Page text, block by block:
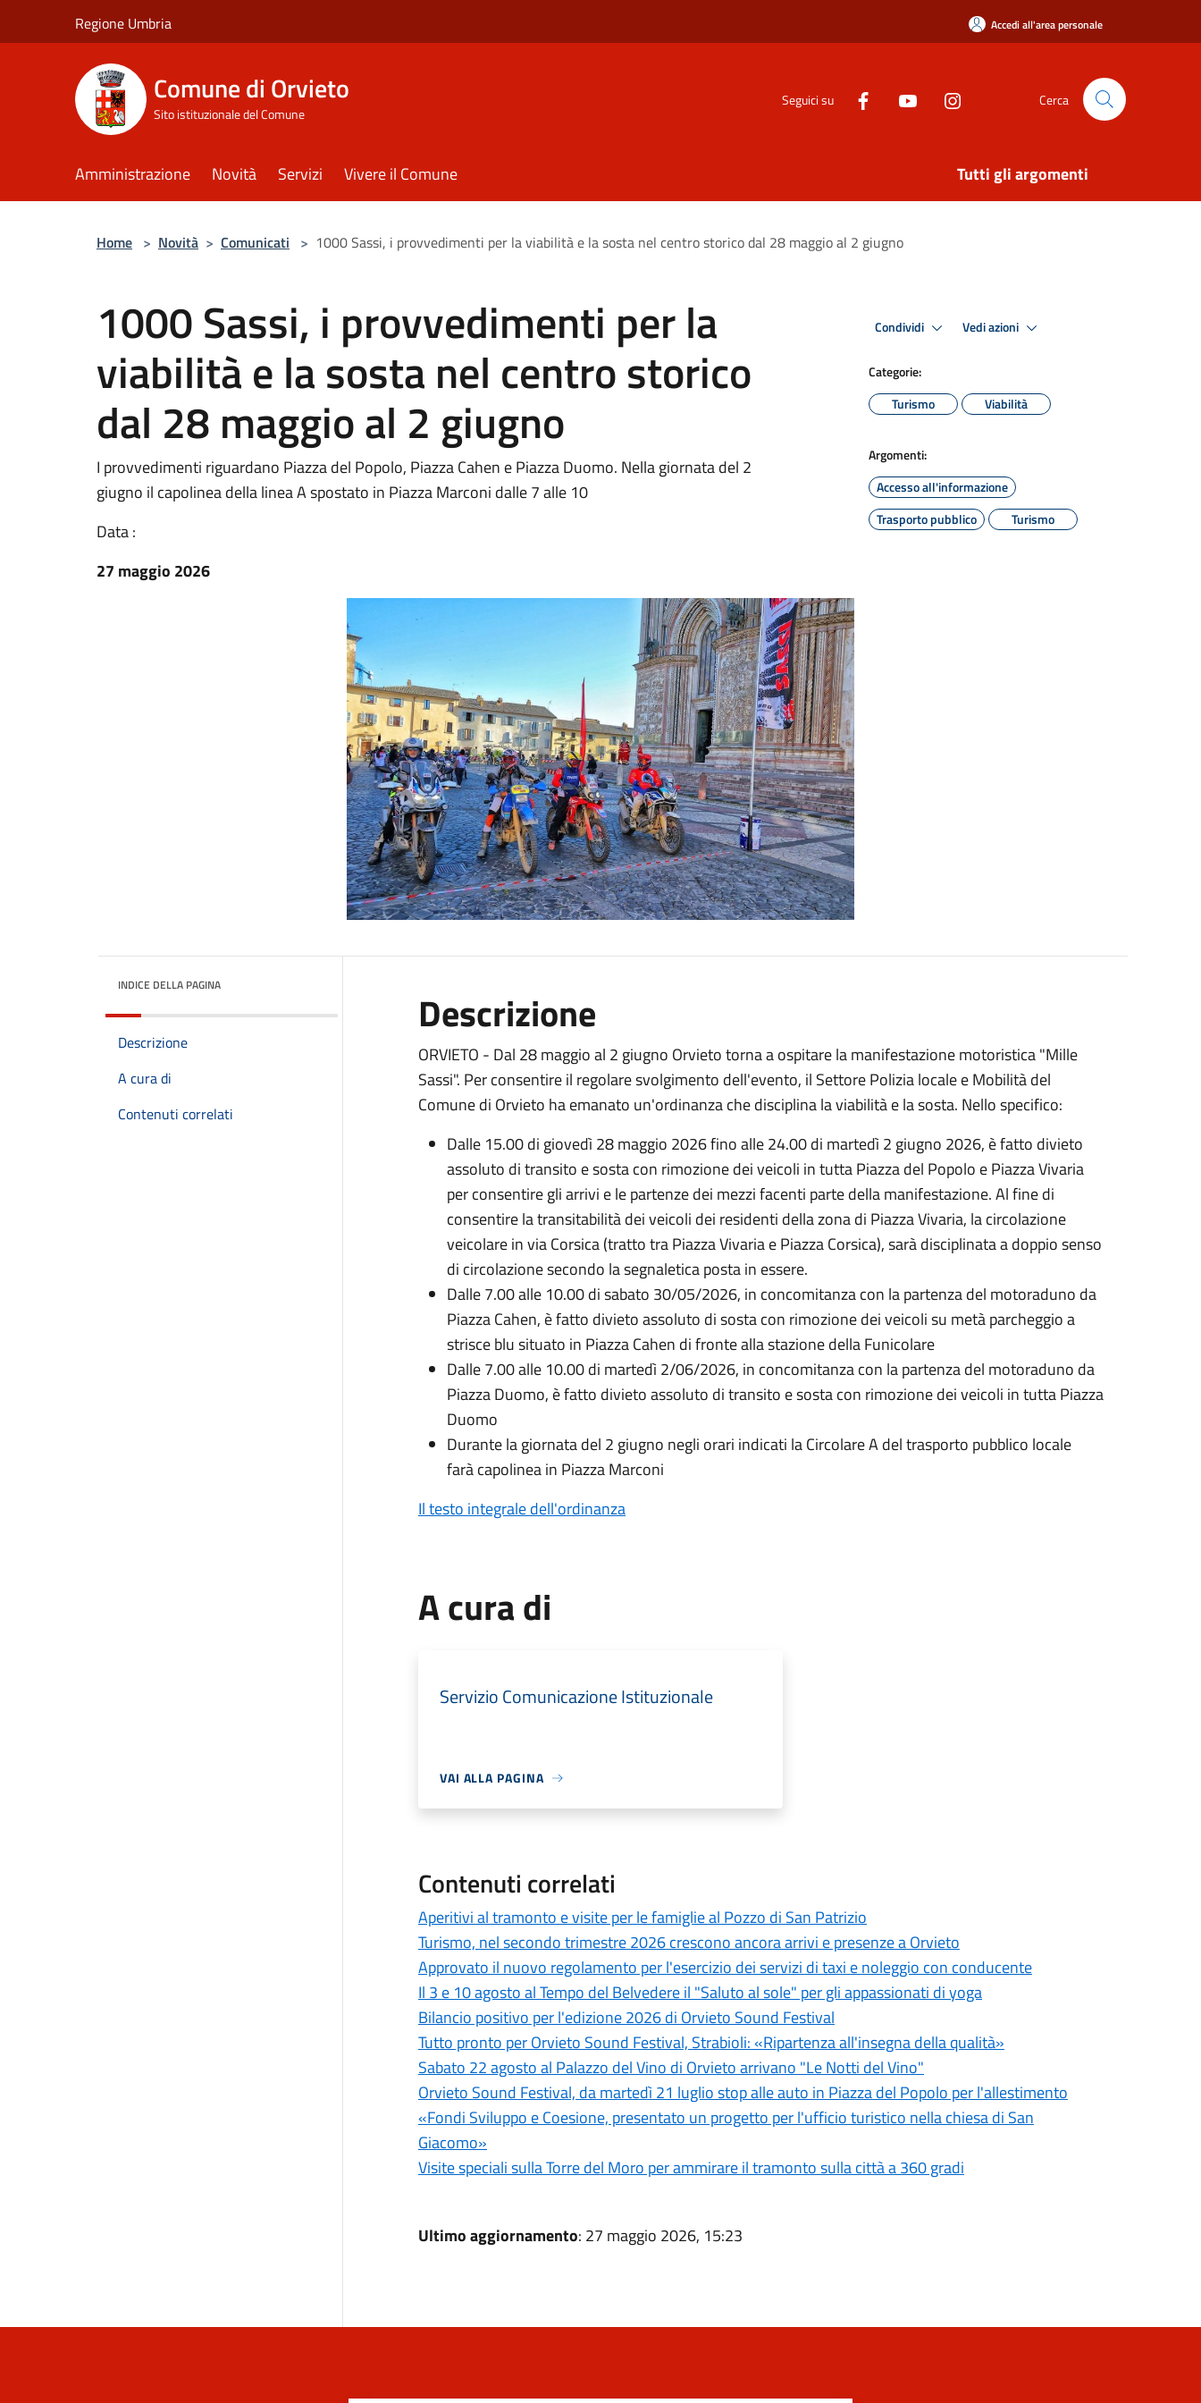
Regione Umbria Accedi all'area personale
Comune di Orvieto
Sito istituzionale del Comune
Seguici su Cerca
Amministrazione Novità Servizi Vivere il Comune Tutti gli argomenti
Home > Novità > Comunicati > 1000 Sassi, i provvedimenti per la viabilità e la sosta nel centro storico dal 28 maggio al 2 giugno
1000 Sassi, i provvedimenti per la
viabilità e la sosta nel centro storico
dal 28 maggio al 2 giugno
I provvedimenti riguardano Piazza del Popolo, Piazza Cahen e Piazza Duomo. Nella giornata del 2
giugno il capolinea della linea A spostato in Piazza Marconi dalle 7 alle 10
Data :
27 maggio 2026
Condividi Vedi azioni
Categorie:
Turismo
Viabilità
Argomenti:
Accesso all'informazione
Trasporto pubblico
Turismo
INDICE DELLA PAGINA
Descrizione
A cura di
Contenuti correlati
Descrizione
ORVIETO - Dal 28 maggio al 2 giugno Orvieto torna a ospitare la manifestazione motoristica "Mille
Sassi". Per consentire il regolare svolgimento dell'evento, il Settore Polizia locale e Mobilità del
Comune di Orvieto ha emanato un'ordinanza che disciplina la viabilità e la sosta. Nello specifico:
Dalle 15.00 di giovedì 28 maggio 2026 fino alle 24.00 di martedì 2 giugno 2026, è fatto divieto
assoluto di transito e sosta con rimozione dei veicoli in tutta Piazza del Popolo e Piazza Vivaria
per consentire gli arrivi e le partenze dei mezzi facenti parte della manifestazione. Al fine di
consentire la transitabilità dei veicoli dei residenti della zona di Piazza Vivaria, la circolazione
veicolare in via Corsica (tratto tra Piazza Vivaria e Piazza Corsica), sarà disciplinata a doppio senso
di circolazione secondo la segnaletica posta in essere.
Dalle 7.00 alle 10.00 di sabato 30/05/2026, in concomitanza con la partenza del motoraduno da
Piazza Cahen, è fatto divieto assoluto di sosta con rimozione dei veicoli su metà parcheggio a
strisce blu situato in Piazza Cahen di fronte alla stazione della Funicolare
Dalle 7.00 alle 10.00 di martedì 2/06/2026, in concomitanza con la partenza del motoraduno da
Piazza Duomo, è fatto divieto assoluto di transito e sosta con rimozione dei veicoli in tutta Piazza
Duomo
Durante la giornata del 2 giugno negli orari indicati la Circolare A del trasporto pubblico locale
farà capolinea in Piazza Marconi
Il testo integrale dell'ordinanza
A cura di
Servizio Comunicazione Istituzionale
VAI ALLA PAGINA
Contenuti correlati
Aperitivi al tramonto e visite per le famiglie al Pozzo di San Patrizio
Turismo, nel secondo trimestre 2026 crescono ancora arrivi e presenze a Orvieto
Approvato il nuovo regolamento per l'esercizio dei servizi di taxi e noleggio con conducente
Il 3 e 10 agosto al Tempo del Belvedere il "Saluto al sole" per gli appassionati di yoga
Bilancio positivo per l'edizione 2026 di Orvieto Sound Festival
Tutto pronto per Orvieto Sound Festival, Strabioli: «Ripartenza all'insegna della qualità»
Sabato 22 agosto al Palazzo del Vino di Orvieto arrivano "Le Notti del Vino"
Orvieto Sound Festival, da martedì 21 luglio stop alle auto in Piazza del Popolo per l'allestimento
«Fondi Sviluppo e Coesione, presentato un progetto per l'ufficio turistico nella chiesa di San
Giacomo»
Visite speciali sulla Torre del Moro per ammirare il tramonto sulla città a 360 gradi
Ultimo aggiornamento: 27 maggio 2026, 15:23